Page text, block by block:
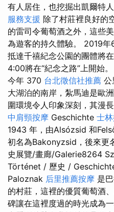
有人居住，也挖掘出凱爾特
服務支援 除了村莊裡良好的
的雷司令葡萄酒之外，這些
為遊客的持久體驗。 2019
抵達千禧紀念公園的團體將
4:00將在“紀念之路”上開始
今年 370 台北徵信社推薦 公
大湖泊的南岸，紮馬迪是歐
圍環境令人印象深刻，其漫
中肩頸按摩 Geschichte 士
1943 年，由Alsózsid 和
初名為Bakonyzsid，後來更
史展覽/畫廊/Galerie8264
Történet / 歷史 /
Paloznak 后里推薦按摩 是
的村莊，這裡的優質葡萄酒
碑讓在這裡度過的時光成為